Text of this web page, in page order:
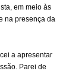
em meio às
na presença da
a apresentar
Parei de